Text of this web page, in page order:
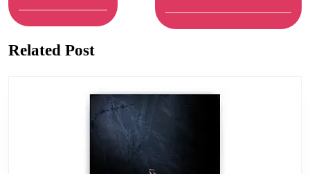
post:
post:
Related Post